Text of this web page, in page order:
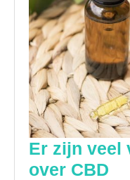
Er zijn veel
over CBD